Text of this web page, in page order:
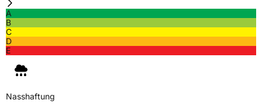
Weitere Eigenschaften
A
B
C
D
E
Nasshaftung